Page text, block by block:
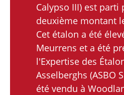
Calypso III) est parti
deuxième montant
Cet étalon a été
Meurrens et a été
l'Expertise des
Asselberghs (ASBO
été vendu à